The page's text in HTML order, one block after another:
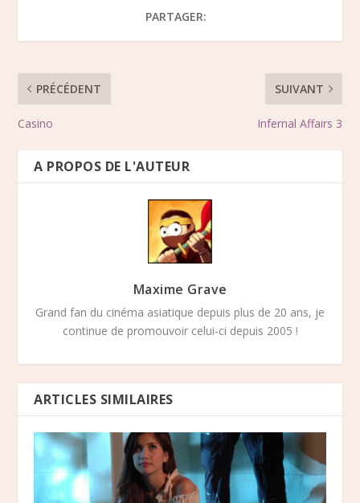
PARTAGER:
PRÉCÉDENT
Casino
SUIVANT
Infernal Affairs 3
A PROPOS DE L'AUTEUR
Maxime Grave
Grand fan du cinéma asiatique depuis plus de 20 ans, je
continue de promouvoir celui-ci depuis 2005 !
ARTICLES SIMILAIRES